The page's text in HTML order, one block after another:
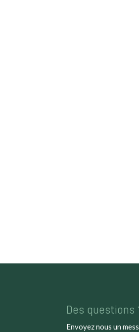
Des questions
Envoyez nous un